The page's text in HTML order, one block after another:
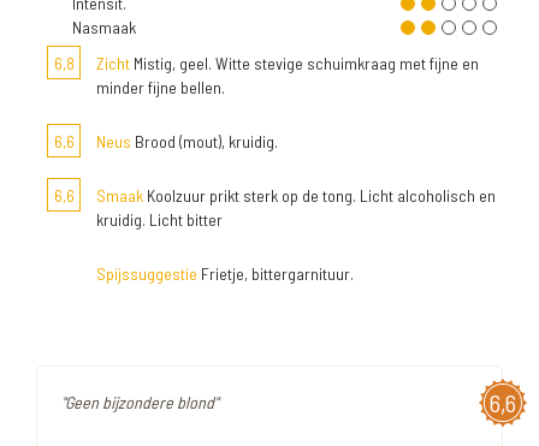
Nasmaak
6,8
Zicht Mistig, geel. Witte stevige schuimkraag met fijne en
minder fijne bellen.
6,6 Neus Brood (mout), kruidig.
6,6 Smaak Koolzuur prikt sterk op de tong. Licht alcoholisch en
kruidig. Licht bitter
Spijssuggestie Frietje, bittergarnituur.
6,6
"Geen bijzondere blond"